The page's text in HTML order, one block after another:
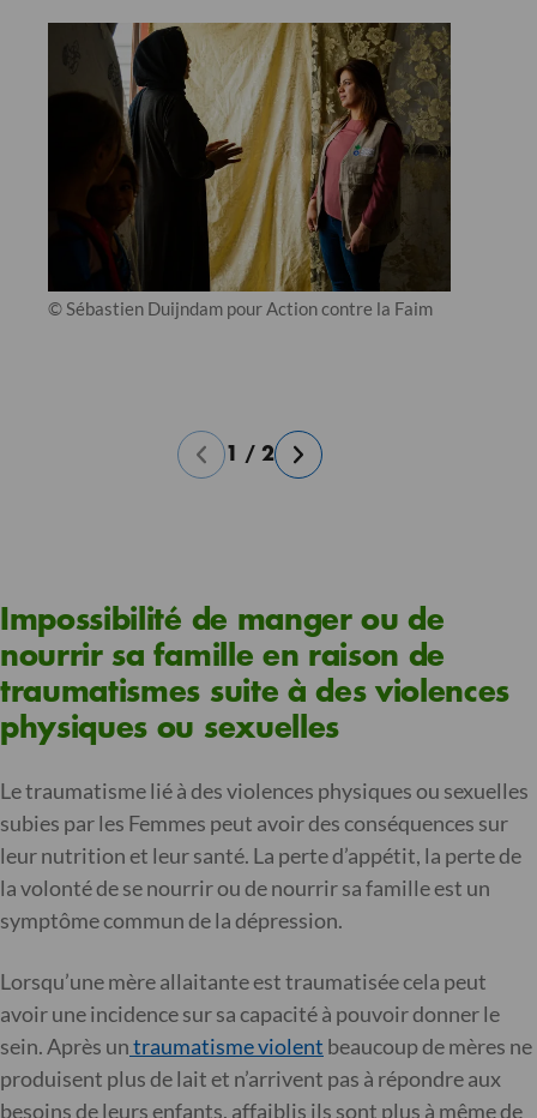
© Sébastien Duijndam pour Action contre la Faim
1 / 2
Impossibilité de manger ou de
nourrir sa famille en raison de
traumatismes suite à des violences
physiques ou sexuelles
Le traumatisme lié à des violences physiques ou sexuelles
subies par les Femmes peut avoir des conséquences sur
leur nutrition et leur santé. La perte d’appétit, la perte de
la volonté de se nourrir ou de nourrir sa famille est un
symptôme commun de la dépression.
Lorsqu’une mère allaitante est traumatisée cela peut
avoir une incidence sur sa capacité à pouvoir donner le
sein. Après untraumatisme violent beaucoup de mères ne
produisent plus de lait et n’arrivent pas à répondre aux
besoins de leurs enfants, affaiblis ils sont plus à même de